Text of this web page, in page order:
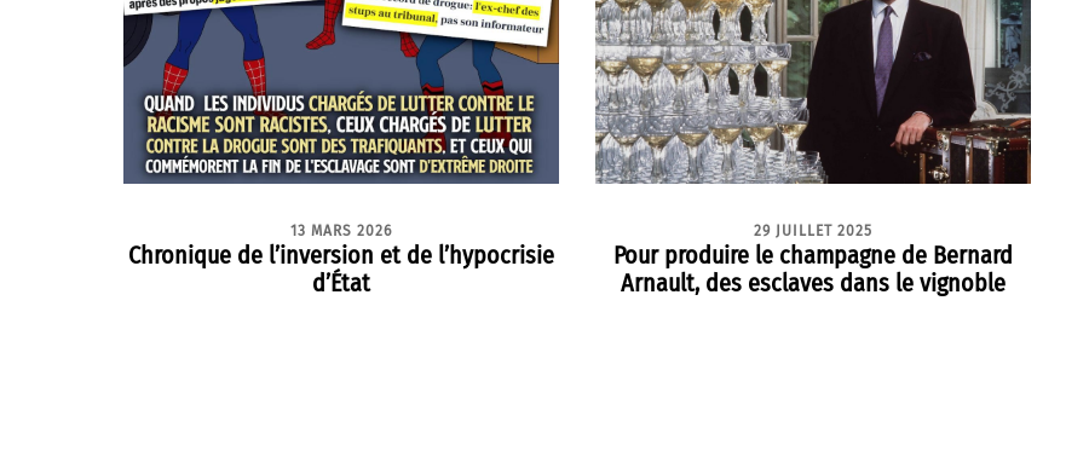
13 MARS 2026
Chronique de l’inversion et de l’hypocrisie
d’État
29 JUILLET 2025
Pour produire le champagne de Bernard
Arnault, des esclaves dans le vignoble